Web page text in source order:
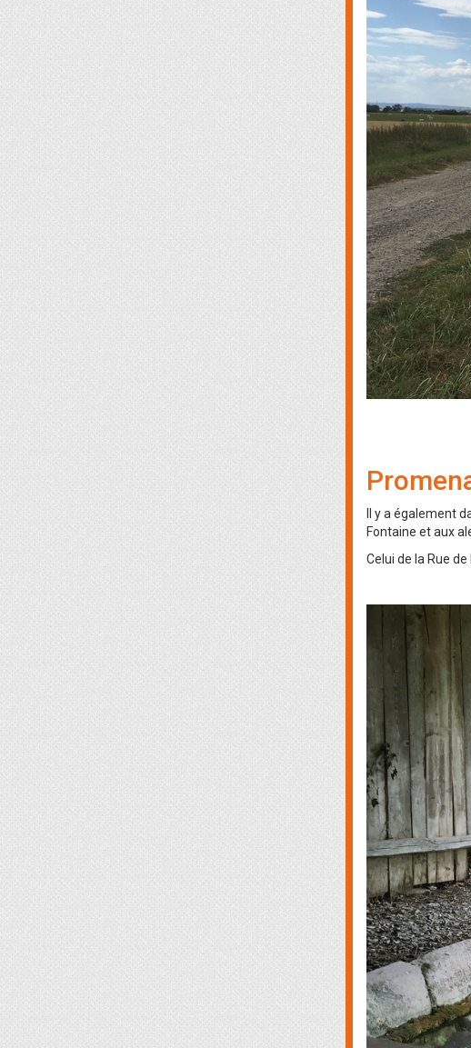
Il y a également
Fontaine et aux
Celui de la Rue de